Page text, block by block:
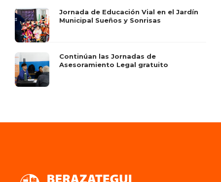
Jornada de Educación Vial en el Jardín
Municipal Sueños y Sonrisas
Continúan las Jornadas de
Asesoramiento Legal gratuito